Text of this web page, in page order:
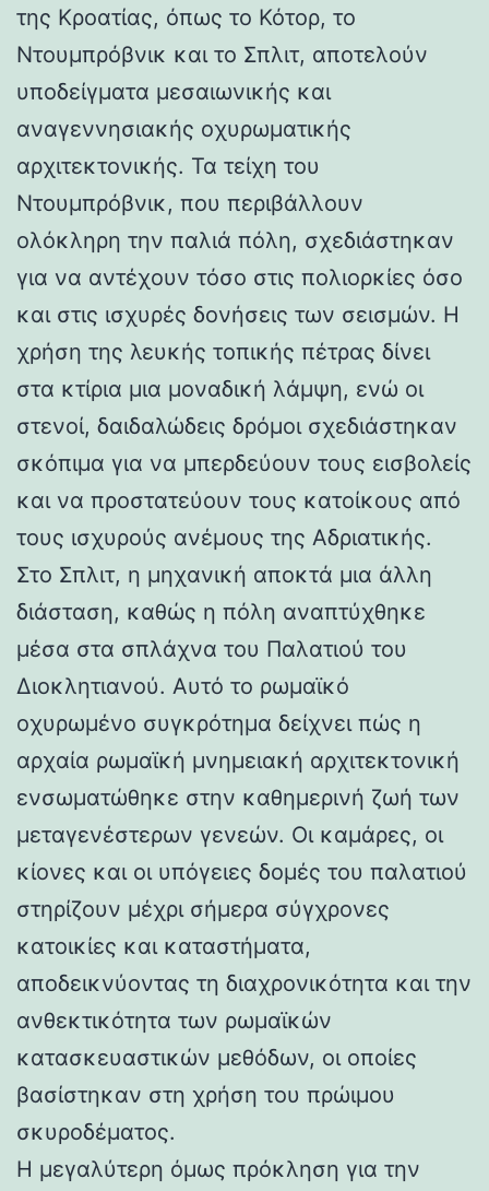
της Κροατίας, όπως το Κότορ, το
Ντουμπρόβνικ και το Σπλιτ, αποτελούν
υποδείγματα μεσαιωνικής και
αναγεννησιακής οχυρωματικής
αρχιτεκτονικής. Τα τείχη του
Ντουμπρόβνικ, που περιβάλλουν
ολόκληρη την παλιά πόλη, σχεδιάστηκαν
για να αντέχουν τόσο στις πολιορκίες όσο
και στις ισχυρές δονήσεις των σεισμών. Η
χρήση της λευκής τοπικής πέτρας δίνει
στα κτίρια μια μοναδική λάμψη, ενώ οι
στενοί, δαιδαλώδεις δρόμοι σχεδιάστηκαν
σκόπιμα για να μπερδεύουν τους εισβολείς
και να προστατεύουν τους κατοίκους από
τους ισχυρούς ανέμους της Αδριατικής.
Στο Σπλιτ, η μηχανική αποκτά μια άλλη
διάσταση, καθώς η πόλη αναπτύχθηκε
μέσα στα σπλάχνα του Παλατιού του
Διοκλητιανού. Αυτό το ρωμαϊκό
οχυρωμένο συγκρότημα δείχνει πώς η
αρχαία ρωμαϊκή μνημειακή αρχιτεκτονική
ενσωματώθηκε στην καθημερινή ζωή των
μεταγενέστερων γενεών. Οι καμάρες, οι
κίονες και οι υπόγειες δομές του παλατιού
στηρίζουν μέχρι σήμερα σύγχρονες
κατοικίες και καταστήματα,
αποδεικνύοντας τη διαχρονικότητα και την
ανθεκτικότητα των ρωμαϊκών
κατασκευαστικών μεθόδων, οι οποίες
βασίστηκαν στη χρήση του πρώιμου
σκυροδέματος.
Η μεγαλύτερη όμως πρόκληση για την